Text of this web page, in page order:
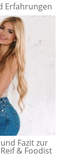
Erfahrungen
Fazit zur
& Foodist